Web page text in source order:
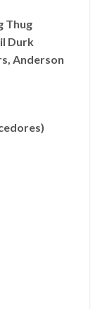
Thug
Durk
Anderson